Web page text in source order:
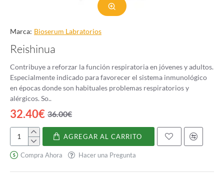
Marca: Bioserum Labratorios
Reishinua
Contribuye a reforzar la función respiratoria en jóvenes y adultos.
Especialmente indicado para favorecer el sistema inmunológico
en épocas donde son habituales problemas respiratorios y
alérgicos. So..
32.40€ 36.00€
Reishinua
AGREGAR AL CARRITO
Compra Ahora Hacer una Pregunta